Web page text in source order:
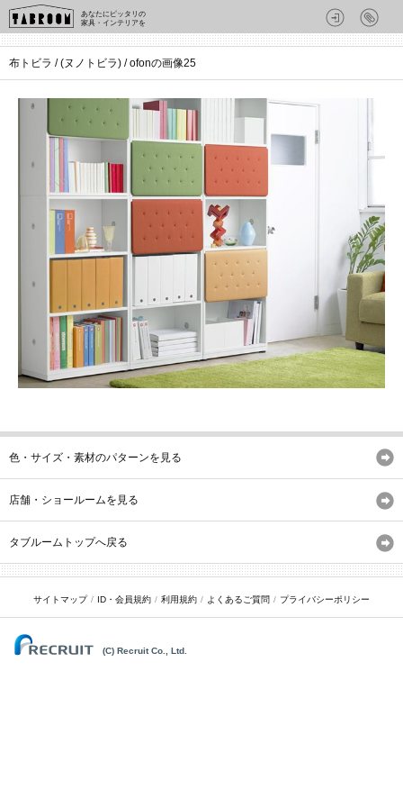
あなたにピッタリの
家具・インテリアを
布トビラ / (ヌノトビラ) / ofonの画像25
色・サイズ・素材のパターンを見る
店舗・ショールームを見る
タブルームトップへ戻る
サイトマップ ID・会員規約 利用規約 よくあるご質問 プライバシーポリシー
(C) Recruit Co., Ltd.